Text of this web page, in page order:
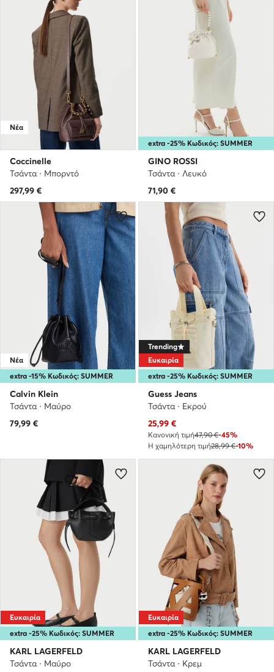
Νέα
Coccinelle
Τσάντα · Μπορντό
297,99 €
extra -25% Κωδικός: SUMMER
GINO ROSSI
Τσάντα · Λευκό
71,90 €
extra -15% Κωδικός: SUMMER
Νέα
Calvin Klein
Τσάντα · Μαύρο
79,99 €
extra -25% Κωδικός: SUMMER
Trending
Ευκαιρία
Guess Jeans
Τσάντα · Εκρού
Τρέχουσα τιμή
25,99 €
Κανονική τιμή47,90 €-45%
Η χαμηλότερη τιμή28,99 €-10%
extra -25% Κωδικός: SUMMER
Ευκαιρία
KARL LAGERFELD
Τσάντα · Μαύρο
extra -25% Κωδικός: SUMMER
Ευκαιρία
KARL LAGERFELD
Τσάντα · Κρεμ